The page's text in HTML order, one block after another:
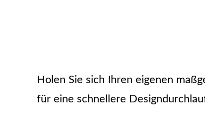
Holen Sie sich Ihren eigenen
für eine schnellere